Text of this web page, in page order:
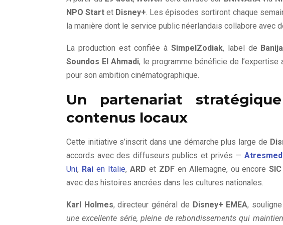
NPO Start et Disney+. Les épisodes sortiront chaque
la manière dont le service public néerlandais collabore avec
La production est confiée à SimpelZodiak, label de
Soundos El Ahmadi, le programme bénéficie de
pour son ambition cinématographique.
Un partenariat
contenus locaux
Cette initiative s’inscrit dans une démarche plus large de
accords avec des diffuseurs publics et privés —
Uni, Raien Italie, ARD et ZDFen Allemagne, ou encoreSIC
avec des histoires ancrées dans les cultures nationales.
Karl Holmes, directeur général de Disney+ EMEA,
une excellente série, pleine de rebondissements qui